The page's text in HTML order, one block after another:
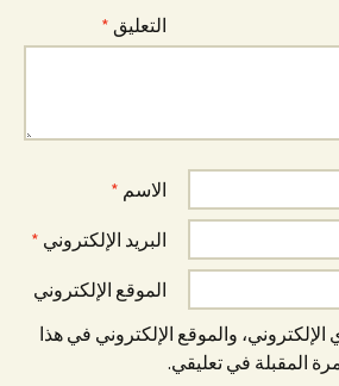
التعليق *
الاسم *
البريد الإلكتروني *
الموقع الإلكتروني
والموقع الإلكتروني في هذا
المقبلة في تعليقي.